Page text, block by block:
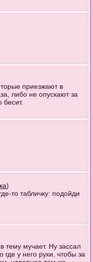
приезжают в
либо не опускают за
бесит.
)
то табличку: подойди
мучает. Ну зассал
где у него руки, чтобы за